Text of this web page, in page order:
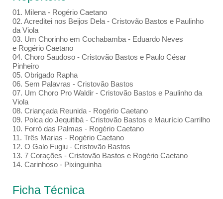
01. Milena - Rogério Caetano
02. Acreditei nos Beijos Dela - Cristovão Bastos e Paulinho
da Viola
03. Um Chorinho em Cochabamba - Eduardo Neves
e Rogério Caetano
04. Choro Saudoso - Cristovão Bastos e Paulo César
Pinheiro
05. Obrigado Rapha
06. Sem Palavras - Cristovão Bastos
07. Um Choro Pro Waldir - Cristovão Bastos e Paulinho da
Viola
08. Criançada Reunida - Rogério Caetano
09. Polca do Jequitibá - Cristovão Bastos e Maurício Carrilho
10. Forró das Palmas - Rogério Caetano
11. Três Marias - Rogério Caetano
12. O Galo Fugiu - Cristovão Bastos
13. 7 Corações - Cristovão Bastos e Rogério Caetano
14. Carinhoso - Pixinguinha
Ficha Técnica